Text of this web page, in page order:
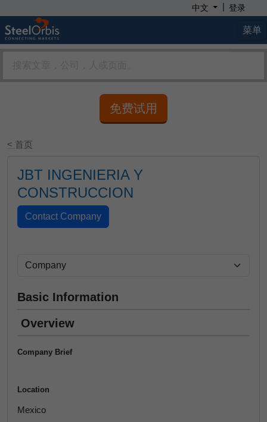
中文 | 登录
菜单
免费试用
< 首页
JBT INGENIERIA Y
CONSTRUCCION
Basic Information
Overview
Company Brief
Location
Mexico